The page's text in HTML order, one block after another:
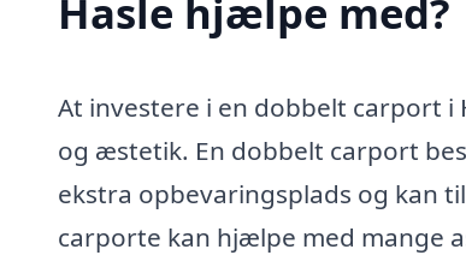
Hasle hjælpe med?
At investere i en dobbelt carport
og æstetik. En dobbelt carport
ekstra opbevaringsplads og kan
carporte kan hjælpe med mange